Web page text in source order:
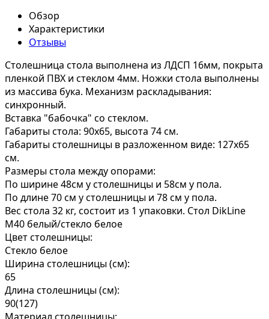
Обзор
Характеристики
Отзывы
Столешница стола выполнена из ЛДСП 16мм, покрыта
пленкой ПВХ и стеклом 4мм. Ножки стола выполнены
из массива бука. Механизм раскладывания:
синхронный.
Вставка "бабочка" со стеклом.
Габариты стола: 90х65, высота 74 см.
Габариты столешницы в разложенном виде: 127х65
см.
Размеры стола между опорами:
По ширине 48см у столешницы и 58см у пола.
По длине 70 см у столешницы и 78 см у пола.
Вес стола 32 кг, состоит из 1 упаковки. Стол DikLine
М40 белый/стекло белое
Цвет столешницы:
Cтекло белое
Ширина столешницы (см):
65
Длина столешницы (см):
90(127)